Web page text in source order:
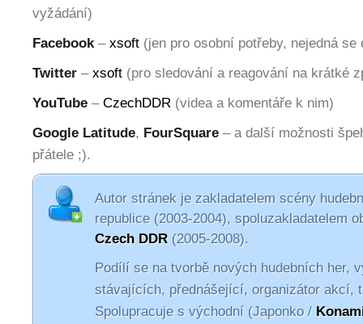
vyžádání)
Facebook– xsoft (jen pro osobní potřeby, nejedná se
Twitter – xsoft (pro sledování a reagování na krátké
YouTube – CzechDDR (videa a komentáře k nim)
Google Latitude, FourSquare – a další možnosti
přátele ;).
Autor stránek je zakladatelem scény
republice (2003-2004), spoluzakladatelem
Czech DDR (2005-2008).
Podílí se na tvorbě nových hudebních her,
stávajících, přednášející, organizátor akcí,
Spolupracuje s východní (Japonko /